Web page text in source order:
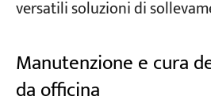
versatili soluzioni di
Manutenzione e cura
da officina